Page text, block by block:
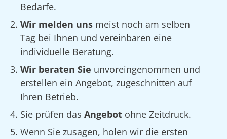
Bedarfe.
Wir melden uns meist noch am selben
Tag bei Ihnen und vereinbaren eine
individuelle Beratung.
Wir beraten Sie unvoreingenommen und
erstellen ein Angebot, zugeschnitten auf
Ihren Betrieb.
Sie prüfen das Angebot ohne Zeitdruck.
Wenn Sie zusagen, holen wir die ersten